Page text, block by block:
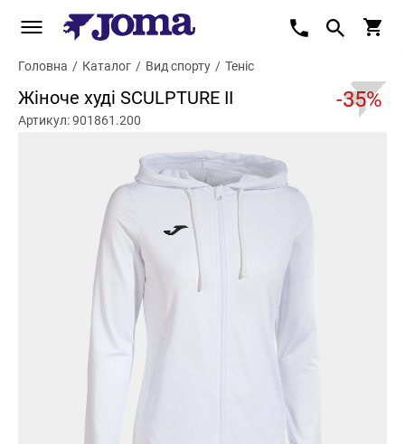
Головна / Каталог / Вид спорту / Теніс
Жіноче худі SCULPTURE II -35%
Артикул: 901861.200